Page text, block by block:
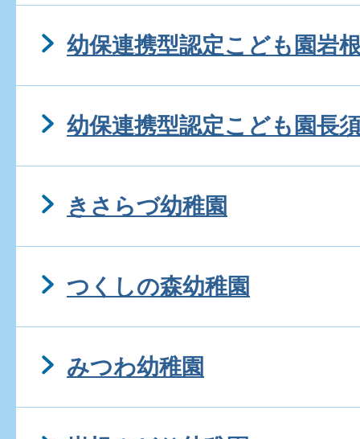
幼保連携型認定こども園岩
幼保連携型認定こども園長
きさらづ幼稚園
つくしの森幼稚園
みつわ幼稚園